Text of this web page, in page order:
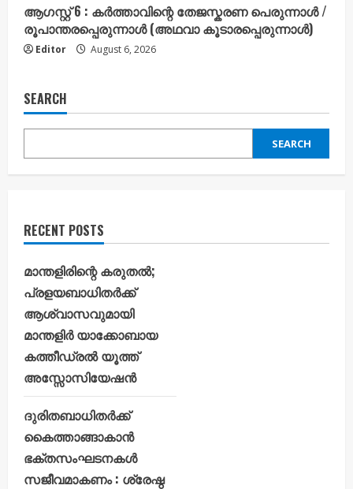
ആഗസ്റ്റ് 6 : കർത്താവിന്റെ തേജസ്കരണ പെരുന്നാൾ /
രൂപാന്തരപ്പെരുന്നാൾ (അഥവാ കൂടാരപ്പെരുന്നാൾ)
Editor August 6, 2026
SEARCH
SEARCH
RECENT POSTS
മാന്തളിരിന്റെ കരുതൽ;
പ്രളയബാധിതർക്ക്
ആശ്വാസവുമായി
മാന്തളിർ യാക്കോബായ
കത്തീഡ്രൽ യൂത്ത്
അസ്സോസിയേഷൻ
ദുരിതബാധിതർക്ക്
കൈത്താങ്ങാകാൻ
ഭക്തസംഘടനകൾ
സജീവമാകണം : ശ്രേഷ്ഠ